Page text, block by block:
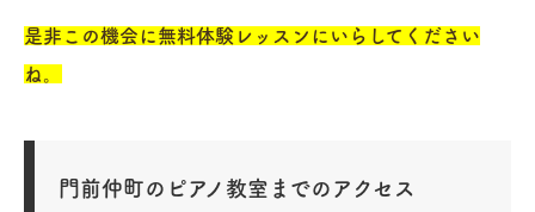
是非この機会に無料体験レッスンにいらしてください
ね。
門前仲町のピアノ教室までのアクセス